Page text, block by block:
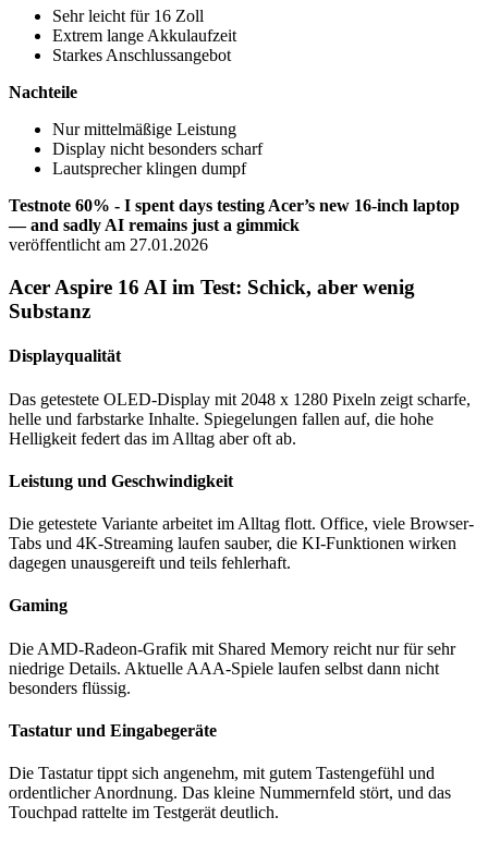
Sehr leicht für 16 Zoll
Extrem lange Akkulaufzeit
Starkes Anschlussangebot
Nachteile
Nur mittelmäßige Leistung
Display nicht besonders scharf
Lautsprecher klingen dumpf
Testnote 60% - I spent days testing Acer’s new 16-inch laptop
— and sadly AI remains just a gimmick
veröffentlicht am 27.01.2026
Acer Aspire 16 AI im Test: Schick, aber wenig
Substanz
Displayqualität
Das getestete OLED-Display mit 2048 x 1280 Pixeln zeigt scharfe,
helle und farbstarke Inhalte. Spiegelungen fallen auf, die hohe
Helligkeit federt das im Alltag aber oft ab.
Leistung und Geschwindigkeit
Die getestete Variante arbeitet im Alltag flott. Office, viele Browser-
Tabs und 4K-Streaming laufen sauber, die KI-Funktionen wirken
dagegen unausgereift und teils fehlerhaft.
Gaming
Die AMD-Radeon-Grafik mit Shared Memory reicht nur für sehr
niedrige Details. Aktuelle AAA-Spiele laufen selbst dann nicht
besonders flüssig.
Tastatur und Eingabegeräte
Die Tastatur tippt sich angenehm, mit gutem Tastengefühl und
ordentlicher Anordnung. Das kleine Nummernfeld stört, und das
Touchpad rattelte im Testgerät deutlich.